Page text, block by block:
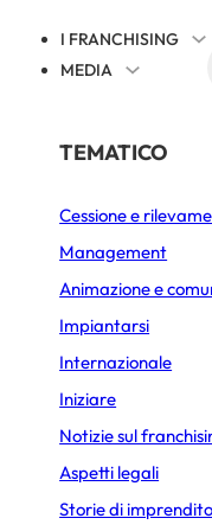
I FRANCHISING
PER SETTORE
Alimentazione
Bar Caffetteria
Bellezza e
Fast-Food
Immobiliare
Lavanderia
MEDIA
TEMATICO
Cessione e
Management
Animazione e
Impiantarsi
Internazionale
Iniziare
Notizie sul
Aspetti legali
Storie di
NOTIZIE SUL FRANCHISING
2026
PUBBLICATO IL 18